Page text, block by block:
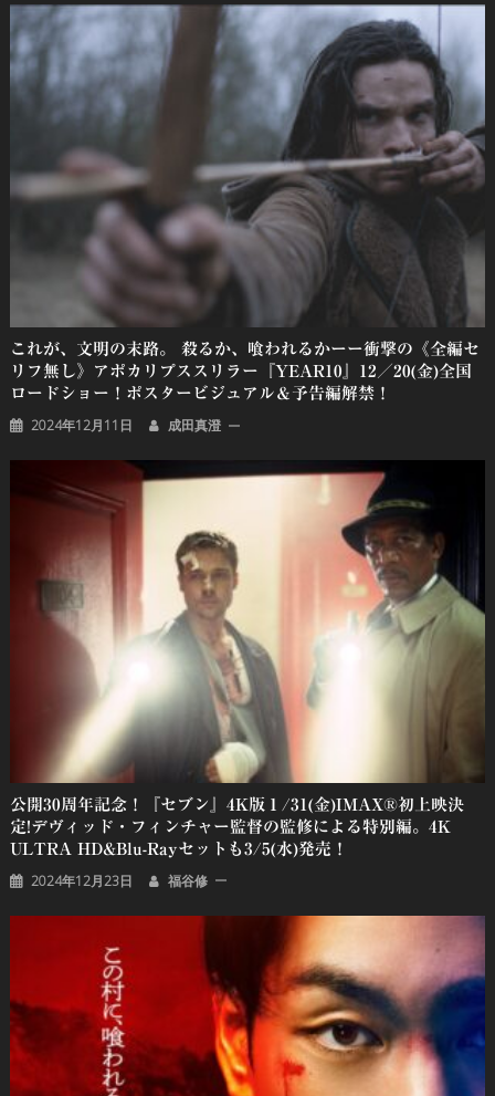
シ
ョ
ン
これが、文明の末路。 殺るか、喰われるかーー衝撃の《全編セ
リフ無し》アポカリプススリラー『YEAR10』12／20(金)全国
ロードショー！ポスタービジュアル＆予告編解禁！
2024年12月11日 成田真澄
公開30周年記念！『セブン』4K版１/31(金)IMAX®初上映決
定!デヴィッド・フィンチャー監督の監修による特別編。4K
ULTRA HD&Blu-Rayセットも3/5(水)発売！
2024年12月23日 福谷修